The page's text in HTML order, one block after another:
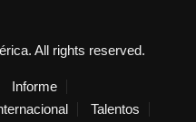
All rights reserved.
Informe
Talentos